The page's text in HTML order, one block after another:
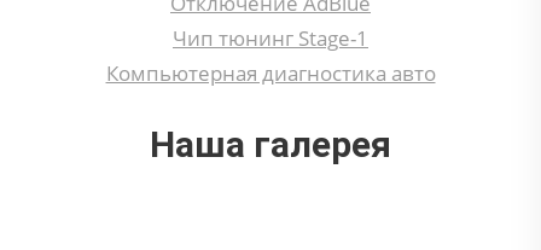
Чип тюнинг Stage-1
Компьютерная диагностика авто
Наша галерея